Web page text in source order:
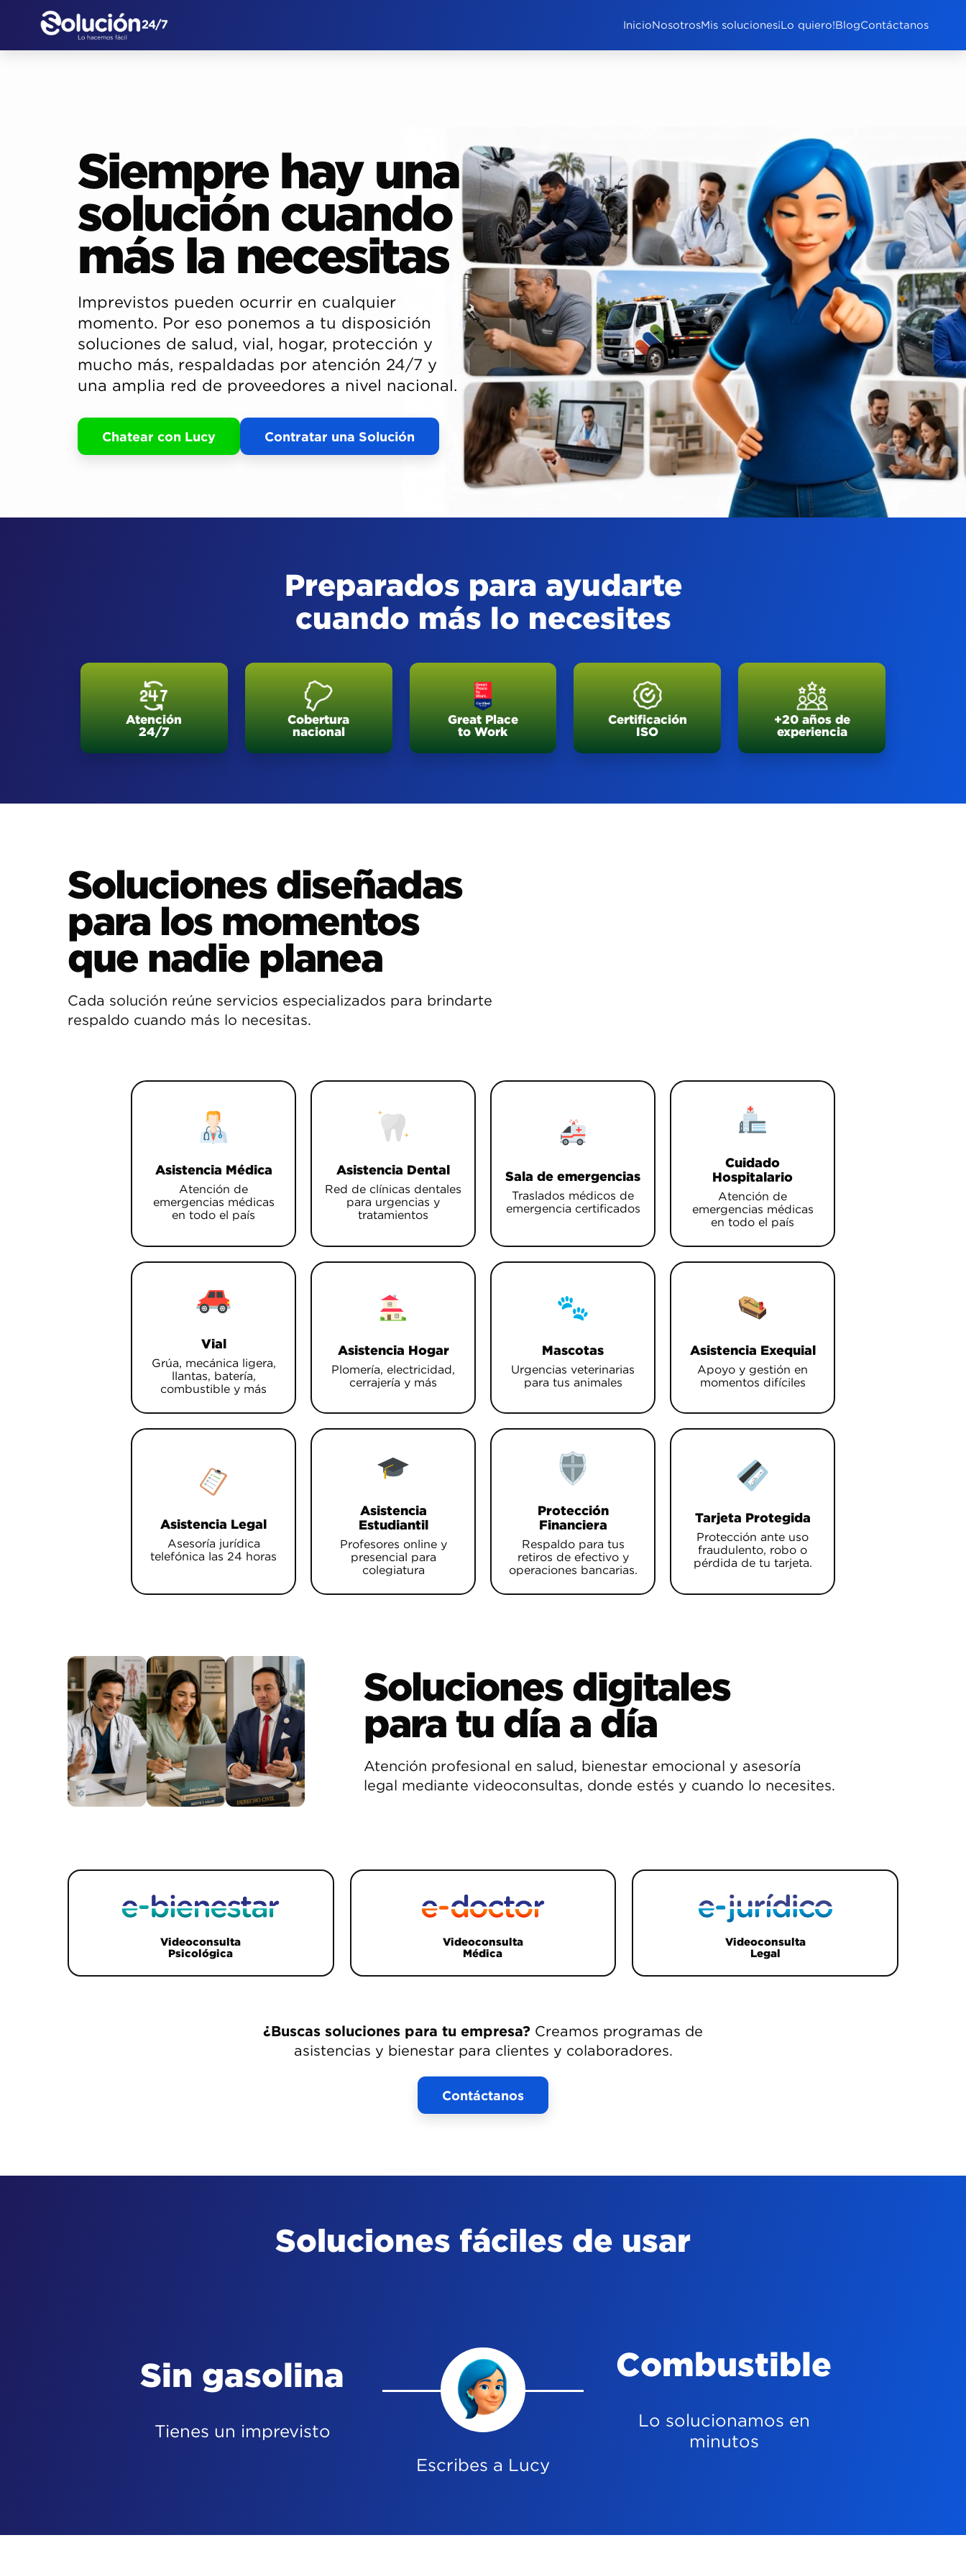
InicioNosotrosMis soluciones¡Lo quiero!BlogContáctanos
Siempre hay una
solución cuando
más la necesitas
Imprevistos pueden ocurrir en cualquier
momento. Por eso ponemos a tu disposición
soluciones de salud, vial, hogar, protección y
mucho más, respaldadas por atención 24/7 y
una amplia red de proveedores a nivel nacional.
Chatear con Lucy Contratar una Solución
Preparados para ayudarte
cuando más lo necesites
Atención
24/7
Cobertura
nacional
Great Place
to Work
Certificación
ISO
+20 años de
experiencia
Soluciones diseñadas
para los momentos
que nadie planea
Cada solución reúne servicios especializados para brindarte
respaldo cuando más lo necesitas.
Asistencia Médica
Atención de
emergencias médicas
en todo el país
Asistencia Dental
Red de clínicas dentales
para urgencias y
tratamientos
Sala de emergencias
Traslados médicos de
emergencia certificados
Cuidado
Hospitalario
Atención de
emergencias médicas
en todo el país
Vial
Grúa, mecánica ligera,
llantas, batería,
combustible y más
Asistencia Hogar
Plomería, electricidad,
cerrajería y más
Mascotas
Urgencias veterinarias
para tus animales
Asistencia Exequial
Apoyo y gestión en
momentos difíciles
Asistencia Legal
Asesoría jurídica
telefónica las 24 horas
Asistencia
Estudiantil
Profesores online y
presencial para
colegiatura
Protección
Financiera
Respaldo para tus
retiros de efectivo y
operaciones bancarias.
Tarjeta Protegida
Protección ante uso
fraudulento, robo o
pérdida de tu tarjeta.
Soluciones digitales
para tu día a día
Atención profesional en salud, bienestar emocional y asesoría
legal mediante videoconsultas, donde estés y cuando lo necesites.
Videoconsulta
Psicológica
Videoconsulta
Médica
Videoconsulta
Legal
¿Buscas soluciones para tu empresa? Creamos programas de
asistencias y bienestar para clientes y colaboradores.
Contáctanos
Soluciones fáciles de usar
Llanta
pinchada
Tienes un imprevisto
Escribes a Lucy
Cambio de
llanta
Lo solucionamos en
minutos